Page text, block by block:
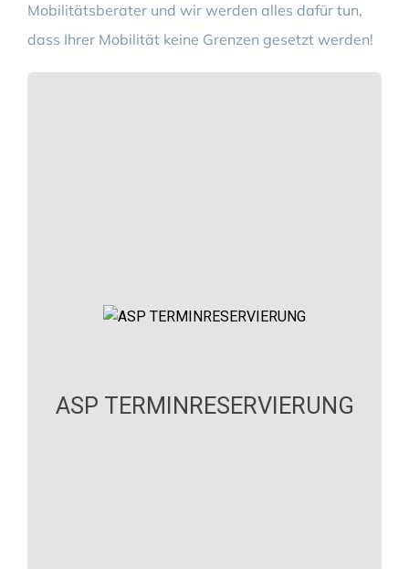
Mobilitätsberater und wir werden alles dafür tun,
dass Ihrer Mobilität keine Grenzen gesetzt werden!